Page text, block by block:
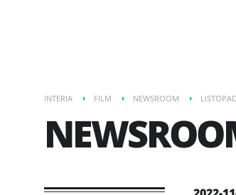
INTERIA FILM NEWSROOM